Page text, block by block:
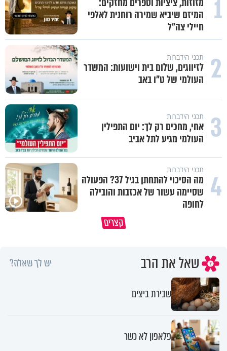
1
המיזם שיביא שמירה רוחנית לאלפי
חיילי צה"ל
2 תכני הידברות
לזיווגים, שלום בית וישועות: המשדר
העולמי של ט"ו באב
3 תכני הידברות
אחי, מחכים רק לך: יום התפילין
העולמי מגיע לתל אביב
4 תכני הידברות
מה הסיכוי להתחתן בגיל 37? הפעולה
שסיימה עשור של אכזבות והובילה
לחופה
קצרים
הרצל דוסטר על העלייה לארץ
שאל את הרב יש לך שאלה?
שבירת ביצים
פלאפון לא כשר